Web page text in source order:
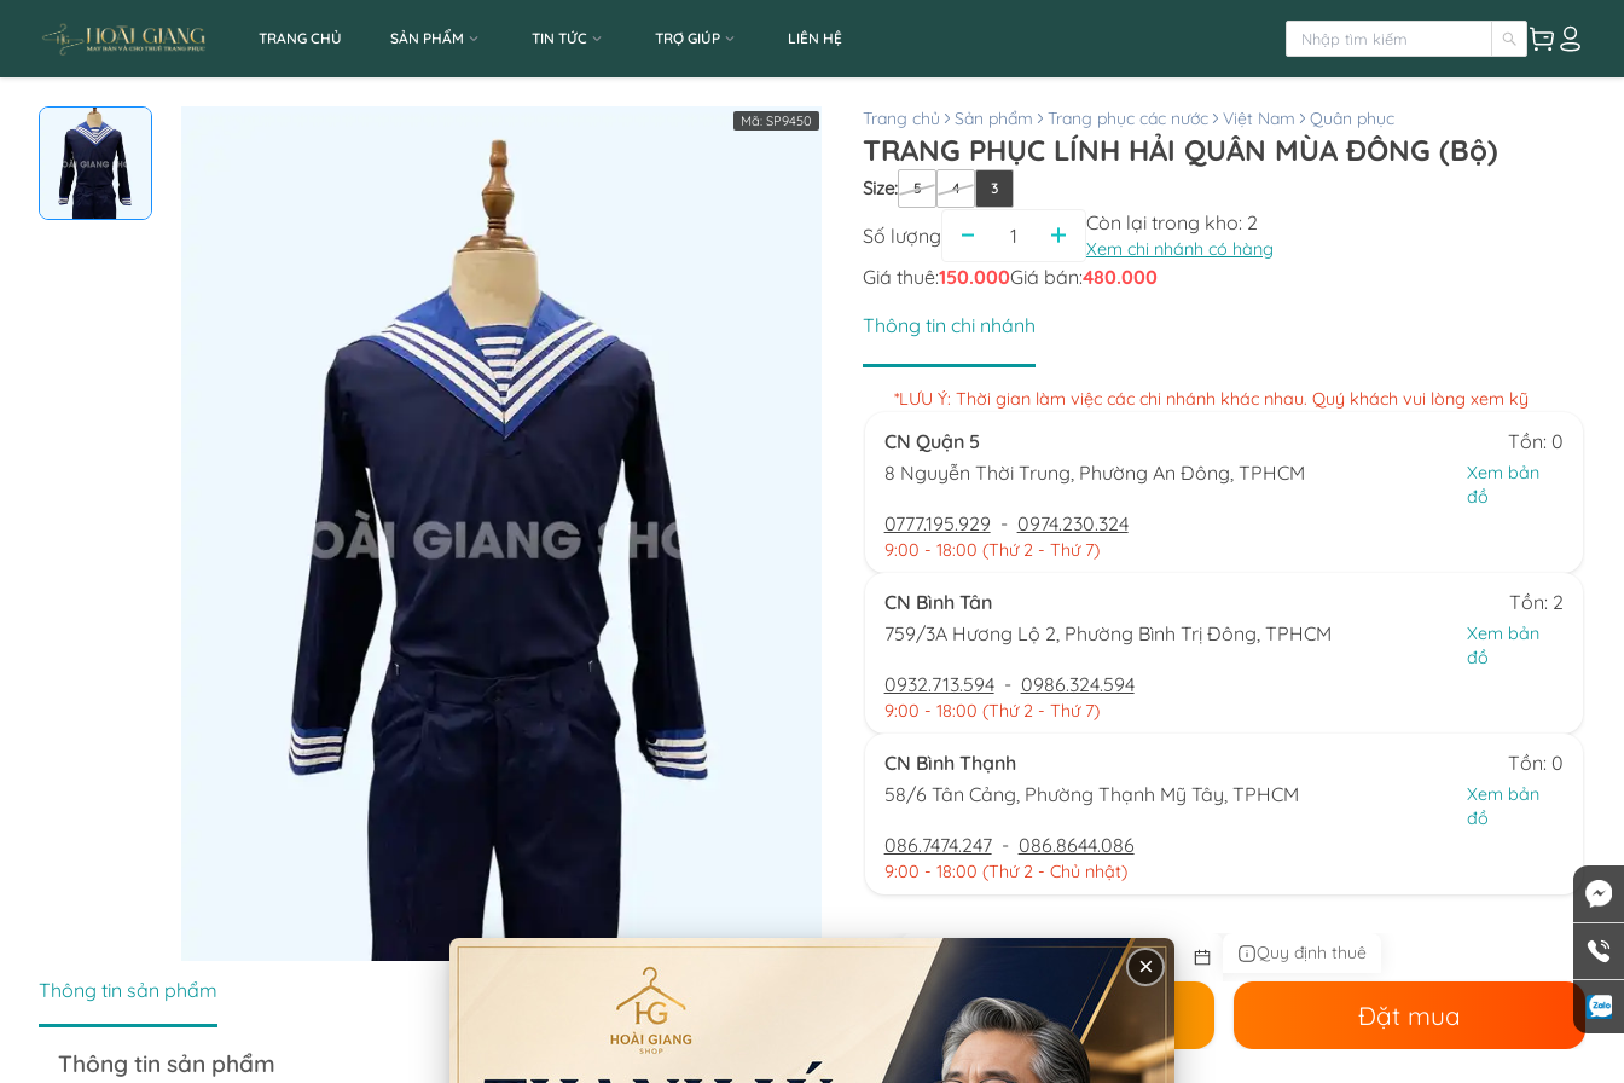
TRANG CHỦ SẢN PHẨM TIN TỨC TRỢ GIÚP LIÊN HỆ
Mã: SP9450
Thông tin sản phẩm
Thông tin sản phẩm
Trang chủ Sản phẩm Trang phục các nước Việt Nam Quân phục
TRANG PHỤC LÍNH HẢI QUÂN MÙA ĐÔNG (Bộ)
Size: 5 4 3
Số lượng
Còn lại trong kho: 2
Xem chi nhánh có hàng
Giá thuê:150.000Giá bán:480.000
Thông tin chi nhánh
*LƯU Ý: Thời gian làm việc các chi nhánh khác nhau. Quý khách vui lòng xem kỹ
CN Quận 5
Tồn: 0
8 Nguyễn Thời Trung, Phường An Đông, TPHCM
Xem bản
đồ
0777.195.929 - 0974.230.324
9:00 - 18:00 (Thứ 2 - Thứ 7)
CN Bình Tân
Tồn: 2
759/3A Hương Lộ 2, Phường Bình Trị Đông, TPHCM
Xem bản
đồ
0932.713.594 - 0986.324.594
9:00 - 18:00 (Thứ 2 - Thứ 7)
CN Bình Thạnh
Tồn: 0
58/6 Tân Cảng, Phường Thạnh Mỹ Tây, TPHCM
Xem bản
đồ
086.7474.247 - 086.8644.086
9:00 - 18:00 (Thứ 2 - Chủ nhật)
Quy định thuê
Đặt thuê Đặt mua
×